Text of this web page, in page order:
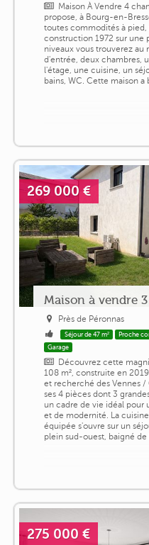
Maison À Vendre 4
propose, à Bourg-en-
toutes commodités à pied,
construction 1972 sur une
niveaux vous trouverez
d'entrée, deux chambres,
l'étage, une cuisine, un
bains, WC. Cette maison a
269 000 €
Maison à vendre
Près de Péronnas
Séjour de 47 m² Proche
Garage
Découvrez cette
108 m², construite en
et recherché des Vennes
ses 4 pièces dont 3
un cadre de vie idéal
et de modernité. La
équipée s'ouvre sur un
plein sud-ouest, baigné de
275 000 €